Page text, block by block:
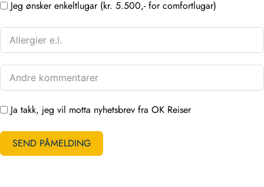
Jeg ønsker enkeltlugar (kr. 5.500,- for comfortlugar)
Ja takk, jeg vil motta nyhetsbrev fra OK Reiser
SEND PÅMELDING